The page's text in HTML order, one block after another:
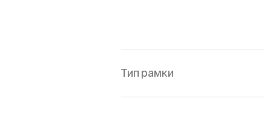
Тип рамки